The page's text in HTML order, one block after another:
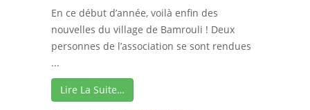
En ce début d’année, voilà enfin des
nouvelles du village de Bamrouli ! Deux
personnes de l’association se sont rendues
...
Lire La Suite…